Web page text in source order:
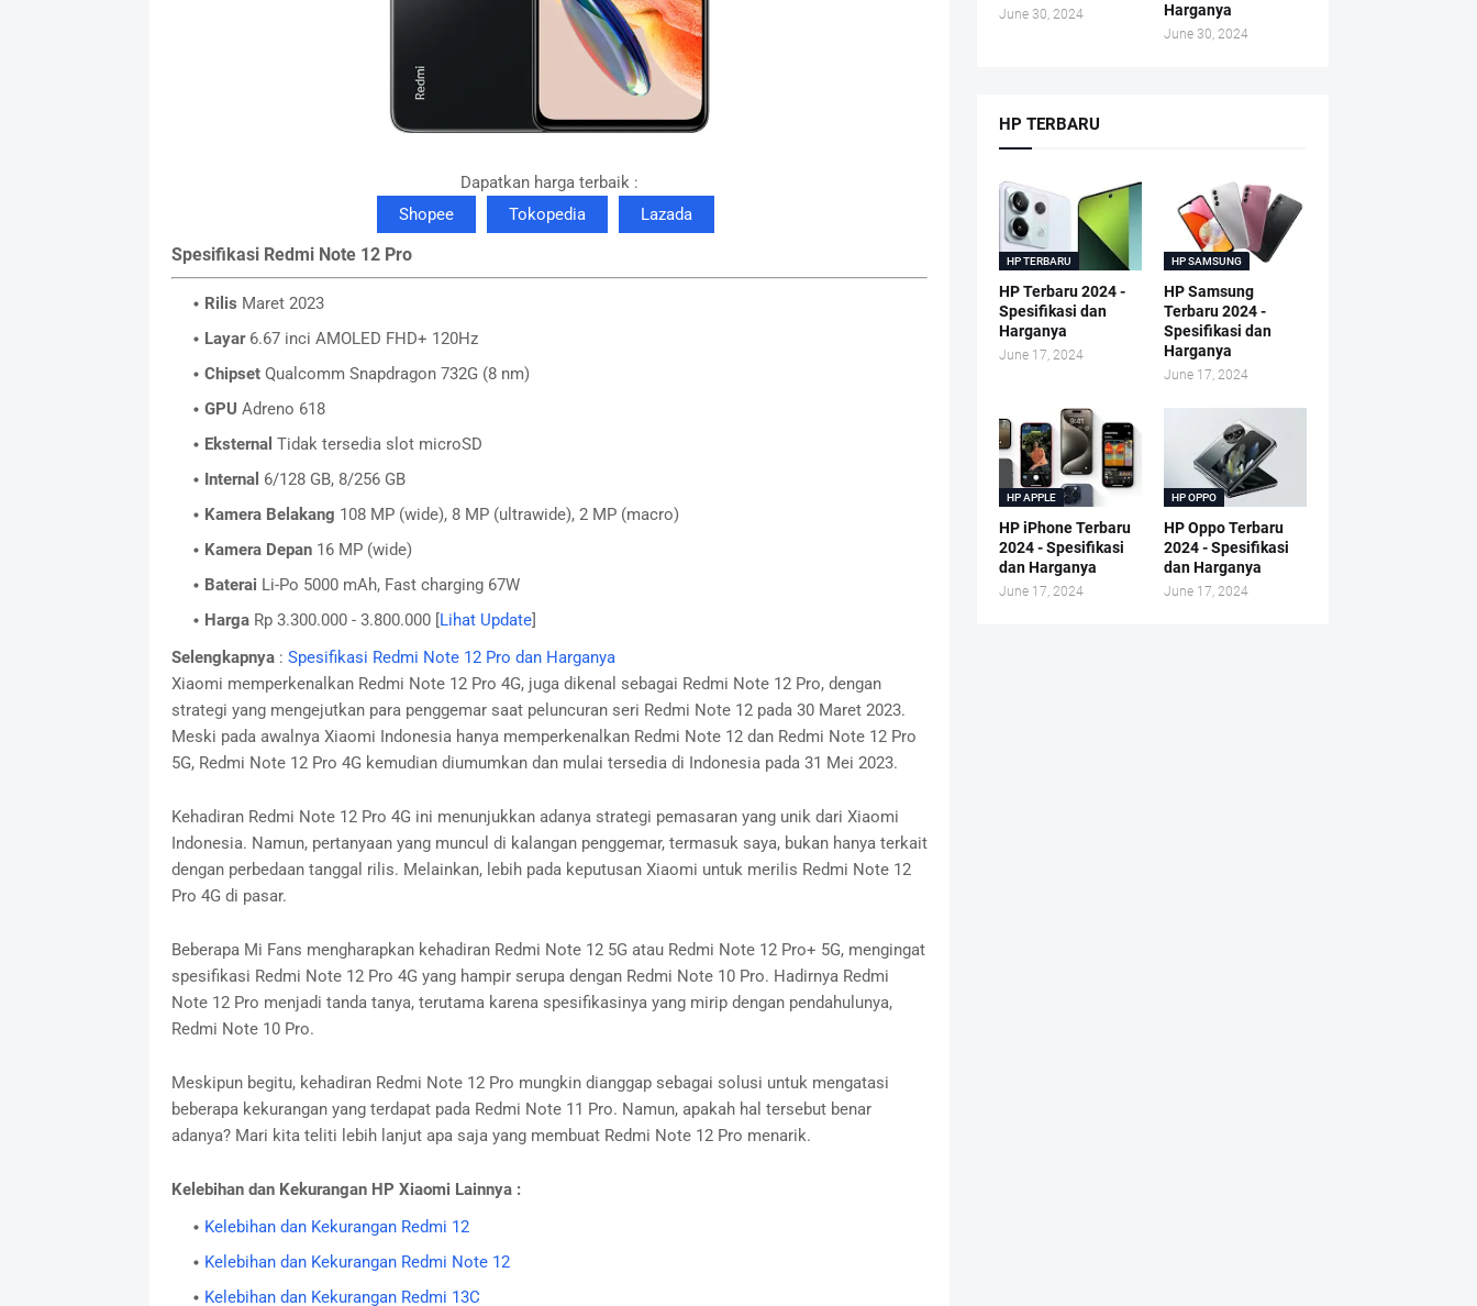
Dapatkan harga terbaik :
Shopee
Tokopedia Lazada
Spesifikasi Redmi Note 12 Pro
Rilis Maret 2023
Layar6.67 inci AMOLED FHD+ 120Hz
ChipsetQualcomm Snapdragon 732G (8 nm)
GPU Adreno 618
Eksternal Tidak tersedia slot microSD
Internal 6/128 GB, 8/256 GB
Kamera Belakang 108 MP (wide), 8 MP (ultrawide), 2 MP (macro)
Kamera Depan16 MP (wide)
Baterai Li-Po 5000 mAh, Fast charging 67W
HargaRp 3.300.000 - 3.800.000 [Lihat Update]
Selengkapnya: Spesifikasi Redmi Note 12 Pro dan Harganya
Xiaomi memperkenalkan Redmi Note 12 Pro 4G, juga dikenal sebagai Redmi Note 12 Pro, dengan
strategi yang mengejutkan para penggemar saat peluncuran seri Redmi Note 12 pada 30 Maret 2023.
Meski pada awalnya Xiaomi Indonesia hanya memperkenalkan Redmi Note 12 dan Redmi Note 12 Pro
5G, Redmi Note 12 Pro 4G kemudian diumumkan dan mulai tersedia di Indonesia pada 31 Mei 2023.
Kehadiran Redmi Note 12 Pro 4G ini menunjukkan adanya strategi pemasaran yang unik dari Xiaomi
Indonesia. Namun, pertanyaan yang muncul di kalangan penggemar, termasuk saya, bukan hanya terkait
dengan perbedaan tanggal rilis. Melainkan, lebih pada keputusan Xiaomi untuk merilis Redmi Note 12
Pro 4G di pasar.
Beberapa Mi Fans mengharapkan kehadiran Redmi Note 12 5G atau Redmi Note 12 Pro+ 5G, mengingat
spesifikasi Redmi Note 12 Pro 4G yang hampir serupa dengan Redmi Note 10 Pro. Hadirnya Redmi
Note 12 Pro menjadi tanda tanya, terutama karena spesifikasinya yang mirip dengan pendahulunya,
Redmi Note 10 Pro.
Meskipun begitu, kehadiran Redmi Note 12 Pro mungkin dianggap sebagai solusi untuk mengatasi
beberapa kekurangan yang terdapat pada Redmi Note 11 Pro. Namun, apakah hal tersebut benar
adanya? Mari kita teliti lebih lanjut apa saja yang membuat Redmi Note 12 Pro menarik.
Kelebihan dan Kekurangan HP Xiaomi Lainnya :
Kelebihan dan Kekurangan Redmi 12
Kelebihan dan Kekurangan Redmi Note 12
Kelebihan dan Kekurangan Redmi 13C
June 30, 2024
Harganya
June 30, 2024
HP TERBARU
HP TERBARU
HP Terbaru 2024 -
Spesifikasi dan
Harganya
June 17, 2024
HP SAMSUNG
HP Samsung
Terbaru 2024 -
Spesifikasi dan
Harganya
June 17, 2024
HP APPLE
HP iPhone Terbaru
2024 - Spesifikasi
dan Harganya
June 17, 2024
HP OPPO
HP Oppo Terbaru
2024 - Spesifikasi
dan Harganya
June 17, 2024